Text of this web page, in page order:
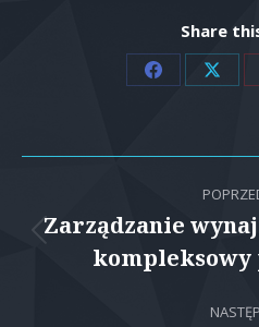
Share
Share
Facebook
Share
X
Nawigacja
wpisów
Zarządzanie